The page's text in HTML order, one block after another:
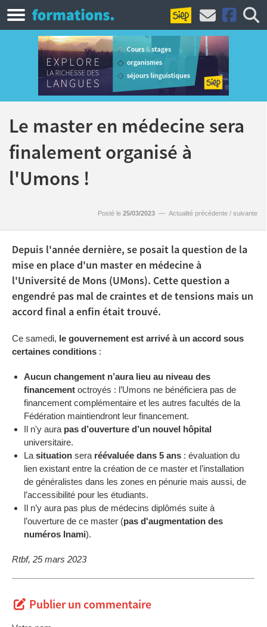
Le master en médecine sera
finalement organisé à
l'Umons !
Posté le 25/03/2023 — Actualité précédente / suivante
Depuis l'année dernière, se posait la question de la
mise en place d'un master en médecine à
l'Université de Mons (UMons). Cette question a
engendré pas mal de craintes et de tensions mais un
accord final a enfin était trouvé.
Ce samedi, le gouvernement est arrivé à un accord sous
certaines conditions :
Aucun changement n’aura lieu au niveau des
financement octroyés : l’Umons ne bénéficiera pas de
financement complémentaire et les autres facultés de la
Fédération maintiendront leur financement.
Il n'y aura pas d’ouverture d’un nouvel hôpital
universitaire.
La situation sera réévaluée dans 5 ans : évaluation du
lien existant entre la création de ce master et l’installation
de généralistes dans les zones en pénurie mais aussi, de
l’accessibilité pour les étudiants.
Il n’y aura pas plus de médecins diplômés suite à
l’ouverture de ce master (pas d'augmentation des
numéros Inami).
Rtbf, 25 mars 2023
Publier un commentaire